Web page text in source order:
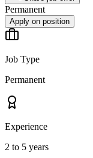
Permanent
Apply on position
Job Type
Permanent
Experience
2 to 5 years